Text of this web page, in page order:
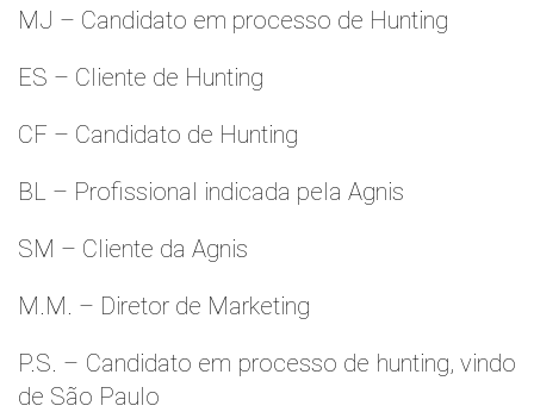
MJ – Candidato em processo de Hunting
ES – Cliente de Hunting
CF – Candidato de Hunting
BL – Profissional indicada pela Agnis
SM – Cliente da Agnis
M.M. – Diretor de Marketing
P.S. – Candidato em processo de hunting, vindo
de São Paulo